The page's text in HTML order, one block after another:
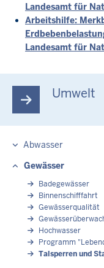
Landesamt für
Arbeitshilfe:
Landesamt für
Umwelt
Abwasser
Gewässer
Badegewässer
Binnenschifffahrt
Gewässerqualität
Hochwasser
Programm
Talsperren und